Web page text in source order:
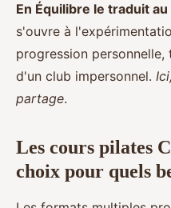
En Équilibre le traduit
s'ouvre à
progression
d'un club impersonnel.
partage.
Les cours pilates
choix pour quels